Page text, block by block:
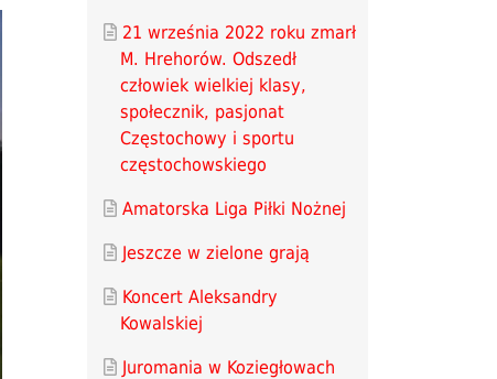
21 września 2022 roku zmarł
M. Hrehorów. Odszedł
człowiek wielkiej klasy,
społecznik, pasjonat
Częstochowy i sportu
częstochowskiego
Amatorska Liga Piłki Nożnej
Jeszcze w zielone grają
Koncert Aleksandry
Kowalskiej
Juromania w Koziegłowach